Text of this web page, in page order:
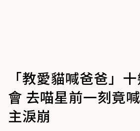
「教愛貓喊爸爸」
會 去喵星前一刻竟
主淚崩